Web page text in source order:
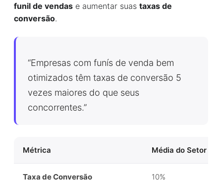
funil de vendas e aumentar suas taxas de
conversão.
“Empresas com funís de venda bem
otimizados têm taxas de conversão 5
vezes maiores do que seus
concorrentes.”
Métrica Média do Setor
Taxa de Conversão 10%